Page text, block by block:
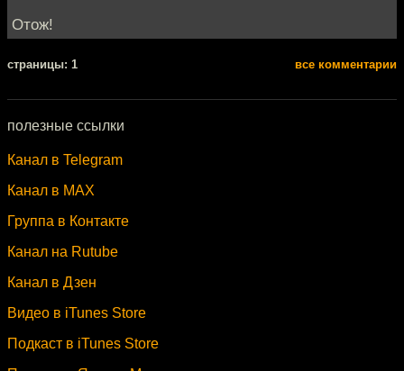
Отож!
cтраницы: 1 все комментарии
полезные ссылки
Канал в Telegram
Канал в MAX
Группа в Контакте
Канал на Rutube
Канал в Дзен
Видео в iTunes Store
Подкаст в iTunes Store